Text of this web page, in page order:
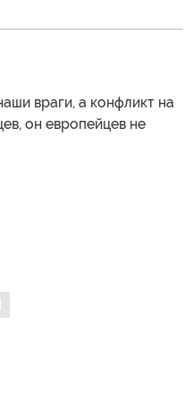
враги, а конфликт на
он европейцев не